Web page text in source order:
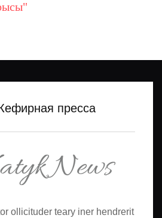
пресса
ollicituder teary iner hendrerit